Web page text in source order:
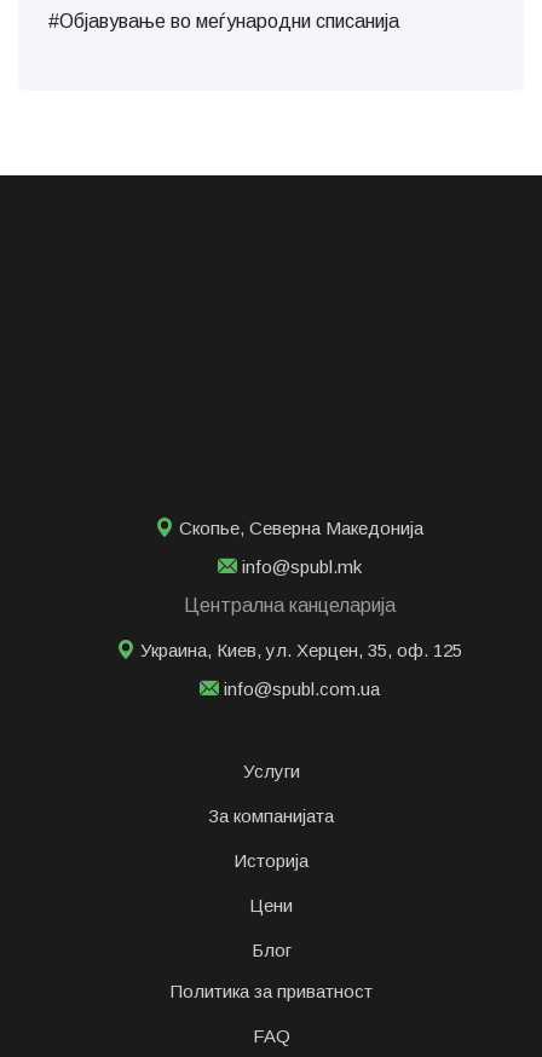
#Објавување во меѓународни списанија
Скопье, Северна Македонија
info@spubl.mk
Централна канцеларија
Украина, Киев, ул. Херцен, 35, оф. 125
info@spubl.com.ua
Услуги
За компанијата
Историја
Цени
Блог
Политика за приватност
FAQ